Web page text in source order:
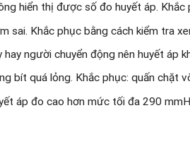
hiển thị được số đo huyết áp.
sai. Khắc phục bằng cách kiểm tra
hay người chuyển động nên huyết áp
bít quá lỏng. Khắc phục: quấn chặt
áp đo cao hơn mức tối đa 290